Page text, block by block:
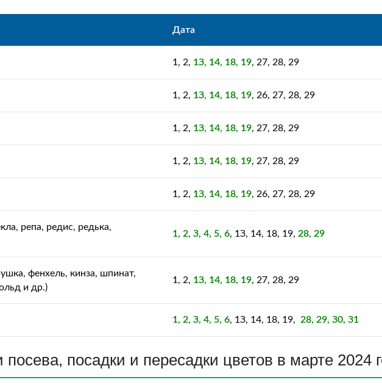
Дата
1, 2, 1З, 14, 18, 19, 27, 28, 29
1, 2, 1З, 14, 18, 19, 26, 27, 28, 29
1, 2, 1З, 14, 18, 19, 27, 28, 29
1, 2, 1З, 14, 18, 19, 27, 28, 29
1, 2, 1З, 14, 18, 19, 26, 27, 28, 29
репа, редис, редька,
1, 2, З, 4, 5, 6, 1З, 14, 18, 19, 28, 29
фенхель, кинза, шпинат,
и др.)
1, 2, 1З, 14, 18, 19, 27, 28, 29
1, 2, З, 4, 5, 6, 1З, 14, 18, 19, 28, 29, З0, З1
посадки и пересадки цветов в марте 2024